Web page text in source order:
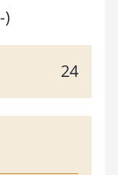
)
24